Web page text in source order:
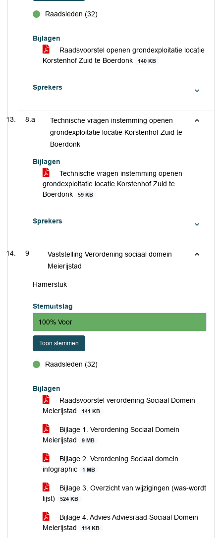
Raadsleden (32)
Bijlagen
Raadsvoorstel openen grondexploitatie locatie
Korstenhof Zuid te Boerdonk
140 KB
Sprekers
8.a
Technische vragen instemming openen
grondexploitatie locatie Korstenhof Zuid te
Boerdonk
Bijlagen
Technische vragen instemming openen
grondexploitatie locatie Korstenhof Zuid te
Boerdonk
59 KB
Sprekers
9
Vaststelling Verordening sociaal domein
Meierijstad
Hamerstuk
Stemuitslag
100% Voor
Toon stemmen
Raadsleden (32)
Bijlagen
Raadsvoorstel verordening Sociaal Domein
Meierijstad
141 KB
Bijlage 1. Verordening Sociaal Domein
Meierijstad
9 MB
Bijlage 2. Verordening Sociaal domein
infographic
1 MB
Bijlage 3. Overzicht van wijzigingen (was-wordt
lijst)
524 KB
Bijlage 4. Advies Adviesraad Sociaal Domein
Meierijstad
114 KB